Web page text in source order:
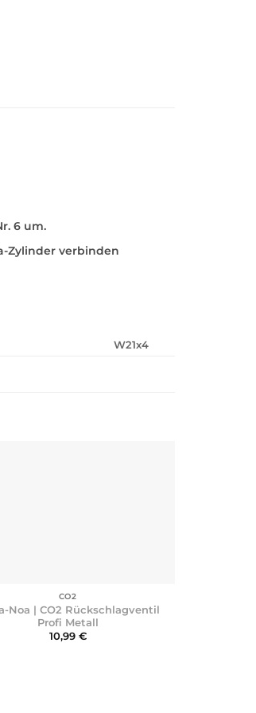
6 um.
Zylinder verbinden
W21x4
CO2
Noa | CO2 Rückschlagventil
Profi Metall
10,99 €